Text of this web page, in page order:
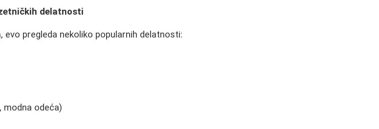
delatnosti
pregleda nekoliko popularnih delatnosti:
modna odeća)